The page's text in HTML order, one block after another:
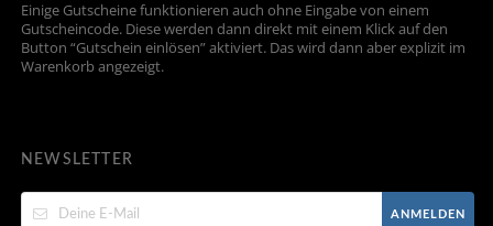
Einige Gutscheine funktionieren auch ohne Eingabe von einem
Gutscheincode. Diese werden dann direkt mit einem Klick auf den
Button “Gutschein einlösen” aktiviert. Das wird dann aber explizit im
Warenkorb angezeigt.
NEWSLETTER
ANMELDEN